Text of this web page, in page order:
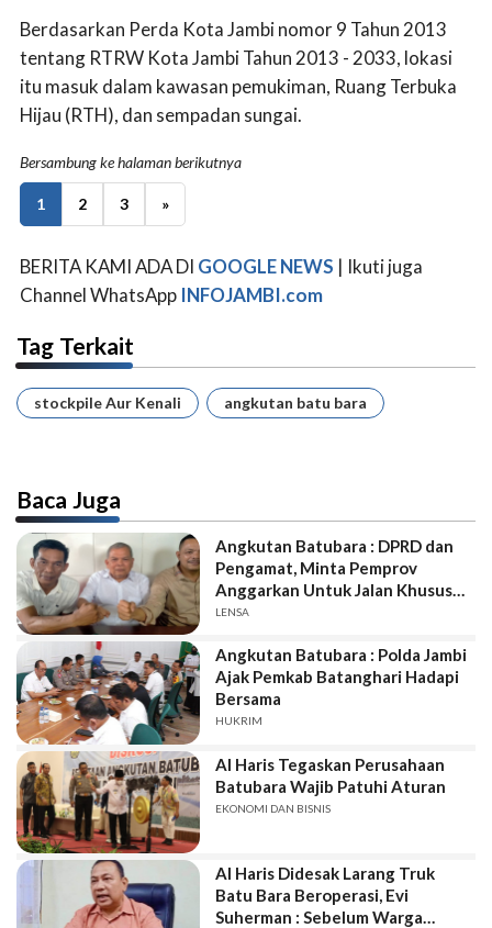
Berdasarkan Perda Kota Jambi nomor 9 Tahun 2013
tentang RTRW Kota Jambi Tahun 2013 - 2033, lokasi
itu masuk dalam kawasan pemukiman, Ruang Terbuka
Hijau (RTH), dan sempadan sungai.
Bersambung ke halaman berikutnya
1 2 3 »
BERITA KAMI ADA DI GOOGLE NEWS | Ikuti juga
Channel WhatsApp INFOJAMBI.com
Tag Terkait
stockpile Aur Kenali angkutan batu bara
Baca Juga
Angkutan Batubara : DPRD dan
Pengamat, Minta Pemprov
Anggarkan Untuk Jalan Khusus
itu, Kalau Tidak Lolo...
LENSA
Angkutan Batubara : Polda Jambi
Ajak Pemkab Batanghari Hadapi
Bersama
HUKRIM
Al Haris Tegaskan Perusahaan
Batubara Wajib Patuhi Aturan
EKONOMI DAN BISNIS
Al Haris Didesak Larang Truk
Batu Bara Beroperasi, Evi
Suherman : Sebelum Warga